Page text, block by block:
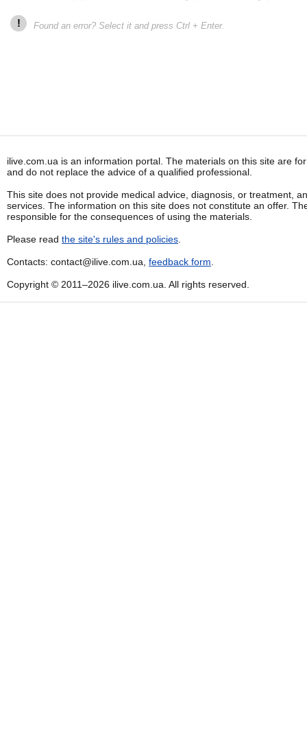
! Found an error? Select it and press Ctrl + Enter.
ilive.com.ua is an information portal. The materials on this site are
and do not replace the advice of a qualified professional.
This site does not provide medical advice, diagnosis, or treatment,
services. The information on this site does not constitute an offer.
responsible for the consequences of using the materials.
Please read the site's rules and policies
Contacts: contact@ilive.com.ua, feedback form
Copyright © 2011–2026 ilive.com.ua. All rights reserved.